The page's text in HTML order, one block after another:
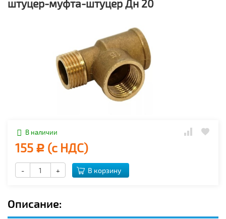
штуцер-муфта-штуцер Дн 20
В наличии
155 Р (с НДС)
- + В корзину
Описание: